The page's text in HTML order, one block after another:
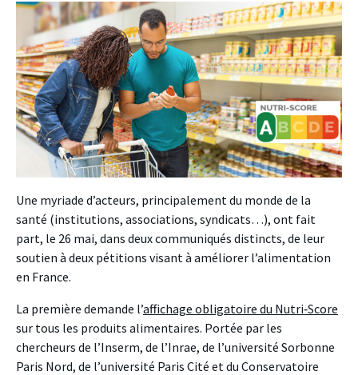
Une myriade d’acteurs, principalement du monde de la
santé (institutions, associations, syndicats…), ont fait
part, le 26 mai, dans deux communiqués distincts, de leur
soutien à deux pétitions visant à améliorer l’alimentation
en France.
La première demande l’affichage obligatoire du Nutri‑Score
sur tous les produits alimentaires. Portée par les
chercheurs de l’Inserm, de l’Inrae, de l’université Sorbonne
Paris Nord, de l’université Paris Cité et du Conservatoire